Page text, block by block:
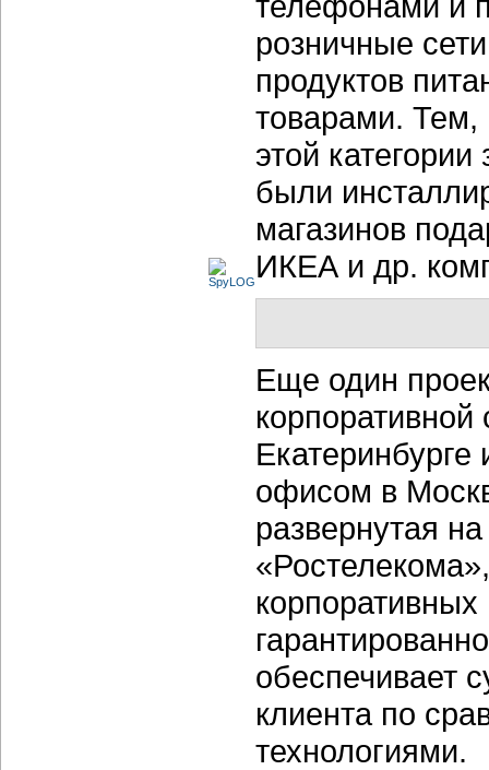
розничные
продуктов
товарами. Тем,
этой
были
магазинов
ИКЕА и др.
Еще один
офисом в
развернутая
обеспечивает
клиента по
технологиями.